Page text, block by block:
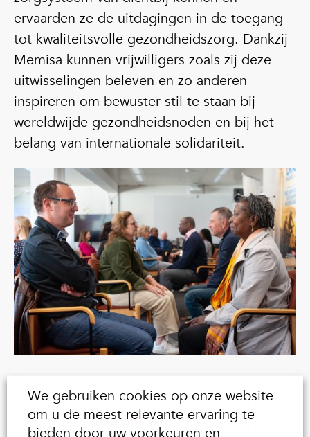
ervaarden ze de uitdagingen in de toegang
tot kwaliteitsvolle gezondheidszorg. Dankzij
Memisa kunnen vrijwilligers zoals zij deze
uitwisselingen beleven en zo anderen
inspireren om bewuster stil te staan bij
wereldwijde gezondheidsnoden en bij het
belang van internationale solidariteit.
Elke gift telt!
We gebruiken cookies op onze website
om u de meest relevante ervaring te
bieden door uw voorkeuren en